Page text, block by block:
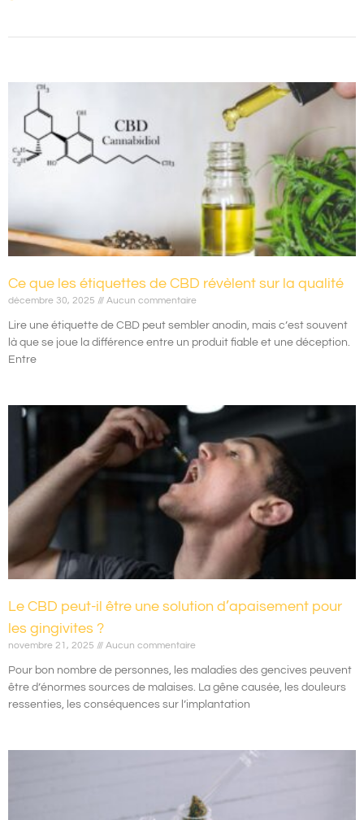
Ce que les étiquettes de CBD révèlent sur la qualité
décembre 30, 2025 Aucun commentaire
Lire une étiquette de CBD peut sembler anodin, mais c’est souvent
là que se joue la différence entre un produit fiable et une déception.
Entre
Le CBD peut-il être une solution d’apaisement pour
les gingivites ?
novembre 21, 2025 Aucun commentaire
Pour bon nombre de personnes, les maladies des gencives peuvent
être d’énormes sources de malaises. La gêne causée, les douleurs
ressenties, les conséquences sur l’implantation